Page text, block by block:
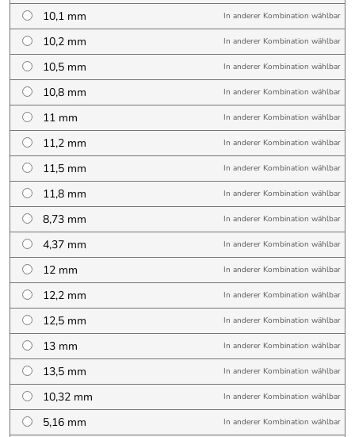
10,1 mm In anderer Kombination wählbar
10,2 mm In anderer Kombination wählbar
10,5 mm In anderer Kombination wählbar
10,8 mm In anderer Kombination wählbar
11 mm In anderer Kombination wählbar
11,2 mm In anderer Kombination wählbar
11,5 mm In anderer Kombination wählbar
11,8 mm In anderer Kombination wählbar
8,73 mm In anderer Kombination wählbar
4,37 mm In anderer Kombination wählbar
12 mm In anderer Kombination wählbar
12,2 mm In anderer Kombination wählbar
12,5 mm In anderer Kombination wählbar
13 mm In anderer Kombination wählbar
13,5 mm In anderer Kombination wählbar
10,32 mm In anderer Kombination wählbar
5,16 mm In anderer Kombination wählbar